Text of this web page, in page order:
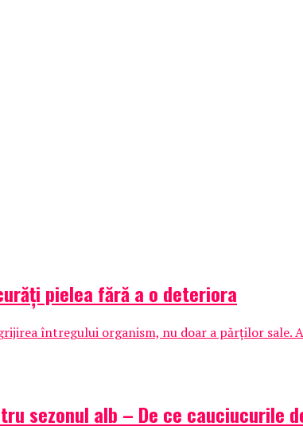
pielea fără a o deteriora
întregului organism, nu doar a părților sale.
sezonul alb – De ce cauciucurile